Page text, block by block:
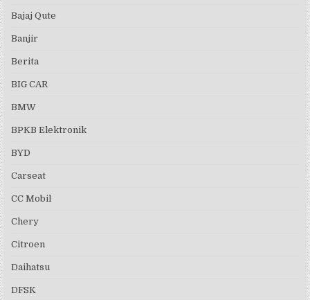
Bajaj Qute
Banjir
Berita
BIG CAR
BMW
BPKB Elektronik
BYD
Carseat
CC Mobil
Chery
Citroen
Daihatsu
DFSK